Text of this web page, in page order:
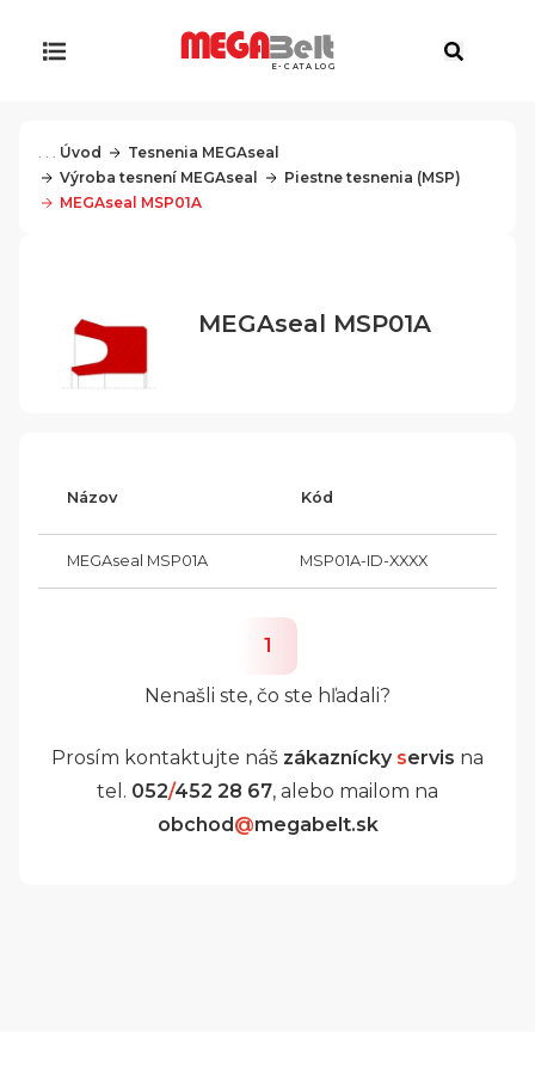
E-CATALOG
. . . Úvod
Tesnenia MEGAseal
Výroba tesnení MEGAseal
Piestne tesnenia (MSP)
MEGAseal MSP01A
MEGAseal MSP01A
Názov Kód
MEGAseal MSP01A MSP01A-ID-XXXX
1
Nenašli ste, čo ste hľadali?
Prosím kontaktujte náš zákaznícky servis na
tel. 052/452 28 67, alebo mailom na
obchod @megabelt.sk